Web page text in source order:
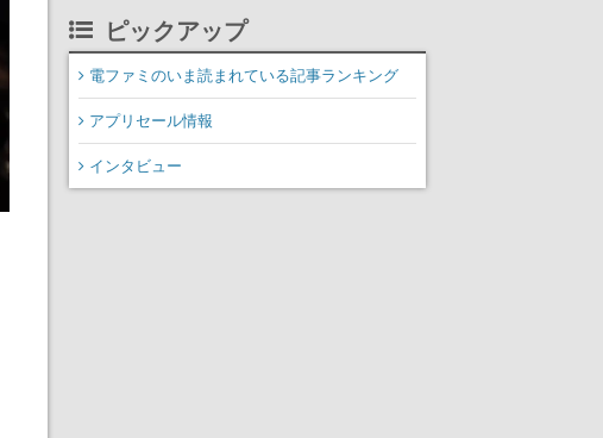
売。迫る“腐敗”から逃げ延
び、持ち帰った家具で基
ピックアップ
電ファミのいま読まれている記事ランキング
アプリセール情報
インタビュー